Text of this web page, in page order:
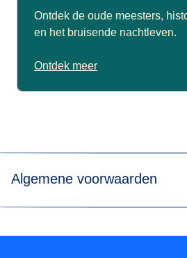
Ontdek de oude meesters,
en het bruisende nachtleven.
Ontdek meer
Algemene voorwaarden